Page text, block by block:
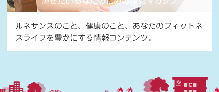
ルネサンスのこと、健康のこと、あなたのフィットネ
スライフを豊かにする情報コンテンツ。